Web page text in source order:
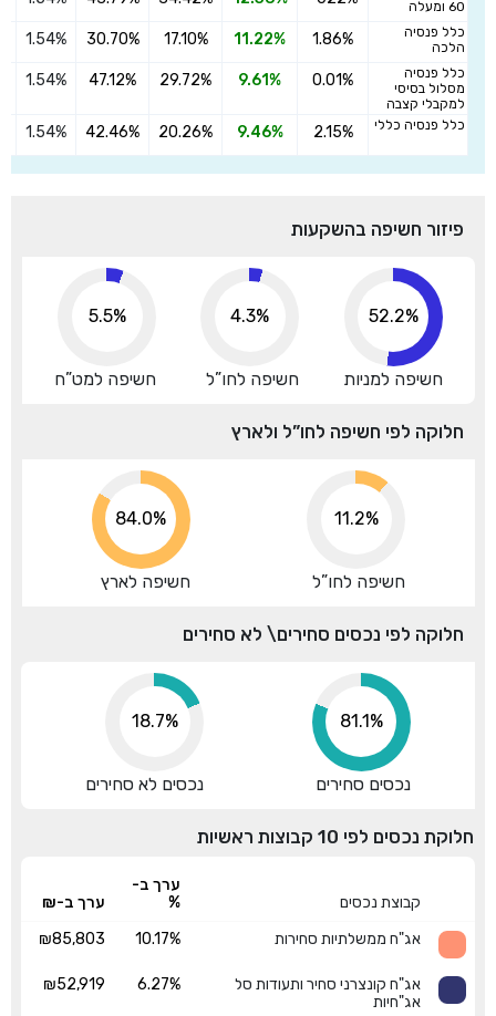
60 ומעלה
כלל פנסיה
הלכה
1.86%
11.22%
17.10%
30.70%
1.54%
כלל פנסיה
מסלול בסיסי
למקבלי קצבה
0.01%
9.61%
29.72%
47.12%
1.54%
כלל פנסיה כללי 2.15%
9.46%
20.26%
42.46%
1.54%
פיזור חשיפה בהשקעות
52.2%
חשיפה למניות
4.3%
חשיפה לחו”ל
5.5%
חשיפה למט”ח
חלוקה לפי חשיפה לחו”ל ולארץ
11.2%
חשיפה לחו”ל
88.7%
חשיפה לארץ
חלוקה לפי נכסים סחירים\ לא סחירים
81.3%
נכסים סחירים
18.7%
נכסים לא סחירים
חלוקת נכסים לפי 10 קבוצות ראשיות
קבוצת נכסים
ערך ב-
%
ערך ב-₪
אג"ח ממשלתיות סחירות
10.17%
₪85,803
אג"ח קונצרני סחיר ותעודות סל
אג"חיות
6.27%
₪52,919